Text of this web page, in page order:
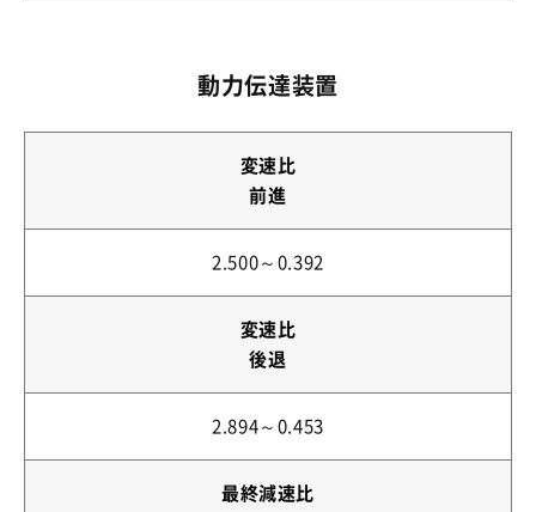
動力伝達装置
変速比
前進
2.500～0.392
変速比
後退
2.894～0.453
最終減速比